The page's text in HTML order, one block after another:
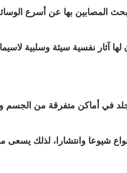
المصابين بها عن أسرع الوسائل
آثار نفسية سيئة وسلبية لاسيما
في أماكن متفرقة من الجسم
شيوعا وانتشارا، لذلك